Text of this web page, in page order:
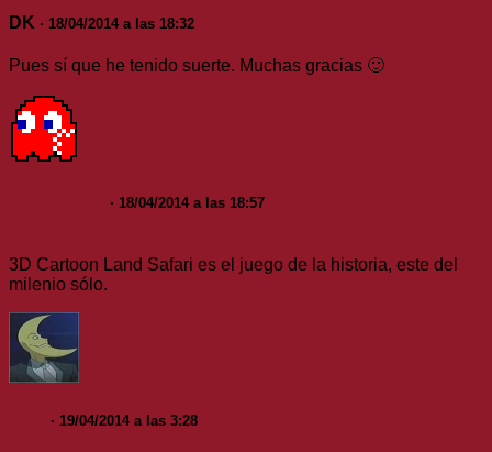
DK · 18/04/2014 a las 18:32
Pues sí que he tenido suerte. Muchas gracias 🙂
· 18/04/2014 a las 18:57
3D Cartoon Land Safari es el juego de la historia, este del
milenio sólo.
· 19/04/2014 a las 3:28